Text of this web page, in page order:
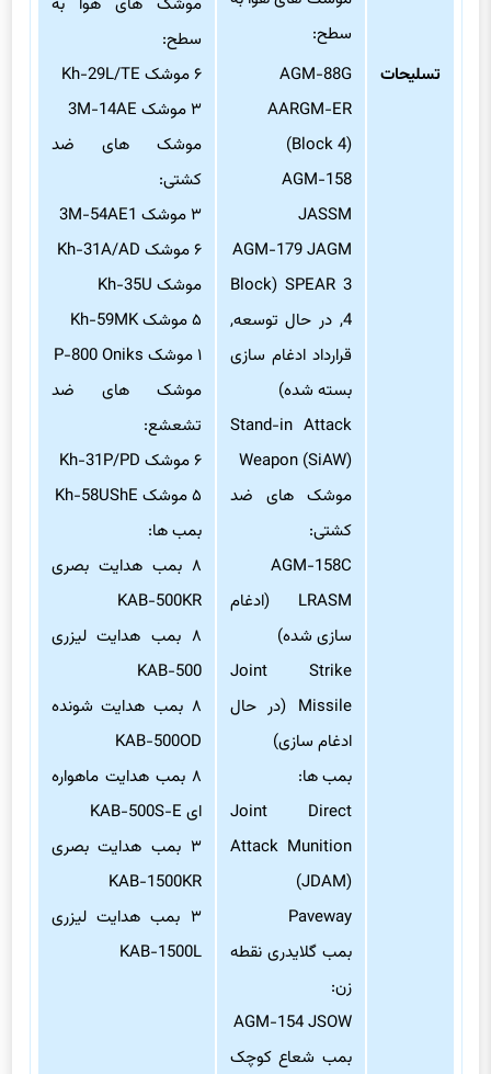
تسلیحات
سطح:
AGM-88G
AARGM-ER
(Block 4)
AGM-158
JASSM
AGM-179 JAGM
SPEAR 3 (Block
4, در حال توسعه,
قرارداد ادغام سازی
بسته شده)
Stand-in Attack
Weapon (SiAW)
موشک های ضد
کشتی:
AGM-158C
LRASM (ادغام
سازی شده)
Joint Strike
Missile (در حال
ادغام سازی)
بمب ها:
Joint Direct
Attack Munition
(JDAM)
Paveway
بمب گلایدری نقطه
زن:
AGM-154 JSOW
بمب شعاع کوچک
سطح:
۶ موشک Kh-29L/TE
۳ موشک 3M-14AE
موشک های ضد
کشتی:
۳ موشک 3M-54AE1
۶ موشک Kh-31A/AD
موشک Kh-35U
۵ موشک Kh-59MK
۱ موشک P-800 Oniks
موشک های ضد
تشعشع:
۶ موشک Kh-31P/PD
۵ موشک Kh-58UShE
بمب ها:
۸ بمب هدایت بصری
KAB-500KR
۸ بمب هدایت لیزری
KAB-500
۸ بمب هدایت شونده
KAB-500OD
۸ بمب هدایت ماهواره
ای KAB-500S-E
۳ بمب هدایت بصری
KAB-1500KR
۳ بمب هدایت لیزری
KAB-1500L